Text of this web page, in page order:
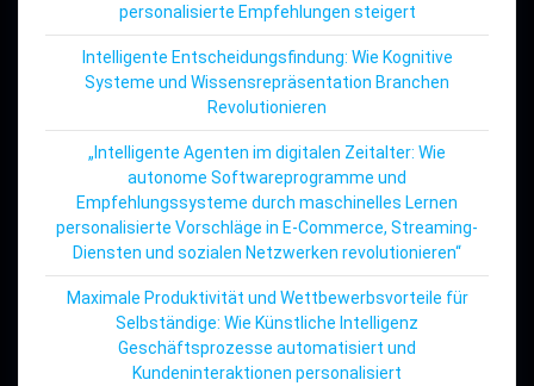
personalisierte Empfehlungen steigert
Intelligente Entscheidungsfindung: Wie Kognitive
Systeme und Wissensrepräsentation Branchen
Revolutionieren
„Intelligente Agenten im digitalen Zeitalter: Wie
autonome Softwareprogramme und
Empfehlungssysteme durch maschinelles Lernen
personalisierte Vorschläge in E-Commerce, Streaming-
Diensten und sozialen Netzwerken revolutionieren“
Maximale Produktivität und Wettbewerbsvorteile für
Selbständige: Wie Künstliche Intelligenz
Geschäftsprozesse automatisiert und
Kundeninteraktionen personalisiert